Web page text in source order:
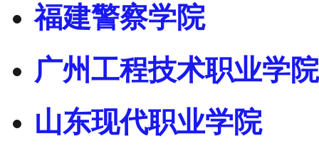
福建警察学院
广州工程技术职业学院
山东现代职业学院